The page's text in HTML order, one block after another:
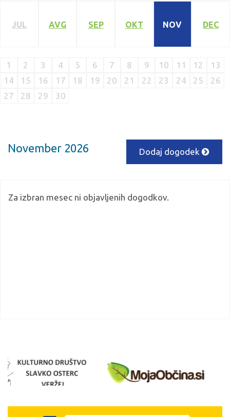
JUL AVG SEP OKT NOV DEC
1 2 3 4 5 6 7 8 9 10 11 12
13
14
15 16 17 18 19 20 21 22 23 24 25
26
27
28 29 30
November 2026 Dodaj dogodek
Za izbran mesec ni objavljenih dogodkov.